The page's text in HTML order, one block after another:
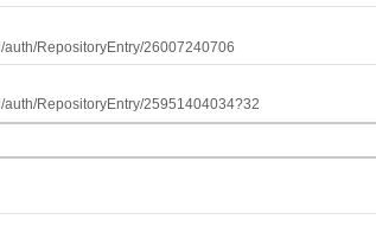
auth/RepositoryEntry/26007240706
RepositoryEntry/25951404034?32